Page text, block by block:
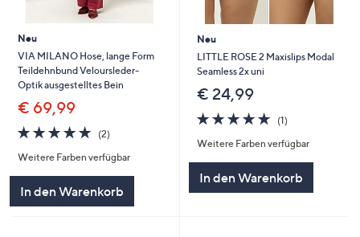
Neu
VIA MILANO Hose, lange Form
Teildehnbund Veloursleder-
Optik ausgestelltes Bein
€ 69,99
5.0
von
5
(2)2
Weitere Farben verfügbar
In den Warenkorb
Neu
LITTLE ROSE 2 Maxislips Modal
Seamless 2x uni
€ 24,99
5.0
von
5
(1)1
Weitere Farben verfügbar
In den Warenkorb